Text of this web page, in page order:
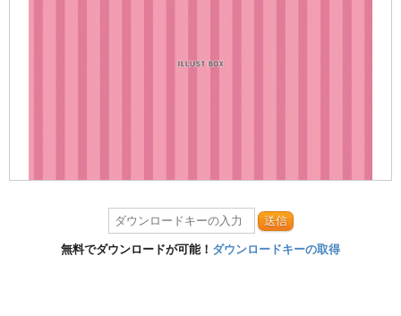
送信
無料でダウンロードが可能！ ダウンロードキーの取得